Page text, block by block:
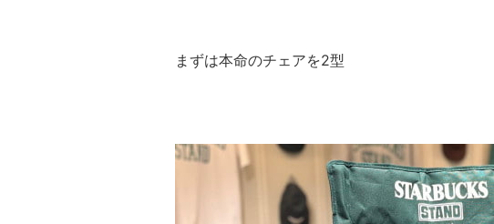
まずは本命のチェアを2型